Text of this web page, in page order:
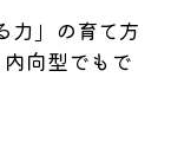
力」の育て方
向型でもで